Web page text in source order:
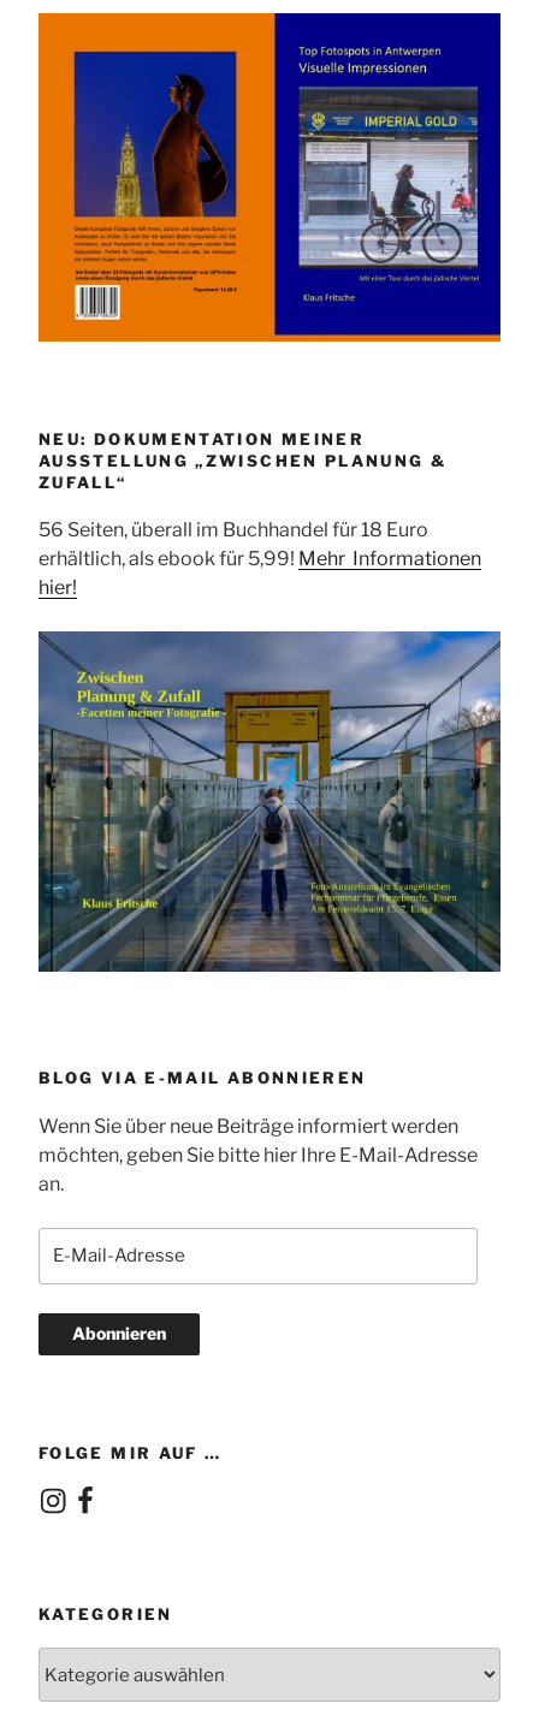
NEU: DOKUMENTATION MEINER
AUSSTELLUNG „ZWISCHEN PLANUNG &
ZUFALL“
56 Seiten, überall im Buchhandel für 18 Euro
erhältlich, als ebook für 5,99! Mehr Informationen
hier!
BLOG VIA E-MAIL ABONNIEREN
Wenn Sie über neue Beiträge informiert werden
möchten, geben Sie bitte hier Ihre E-Mail-Adresse
an.
Mail-
Abonnieren
FOLGE MIR AUF …
Instagram
Facebook
KATEGORIEN